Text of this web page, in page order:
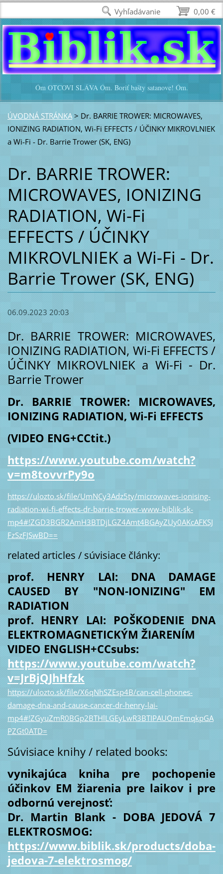
Óm OTCOVI SLÁVA Óm. Boriť bašty satanove! Óm.
ÚVODNÁ STRÁNKA > Dr. BARRIE TROWER: MICROWAVES,
IONIZING RADIATION, Wi-Fi EFFECTS / ÚČINKY MIKROVLNIEK
a Wi-Fi - Dr. Barrie Trower (SK, ENG)
Dr. BARRIE TROWER:
MICROWAVES, IONIZING
RADIATION, Wi-Fi
EFFECTS / ÚČINKY
MIKROVLNIEK a Wi-Fi - Dr.
Barrie Trower (SK, ENG)
06.09.2023 20:03
Dr. BARRIE TROWER: MICROWAVES,
IONIZING RADIATION, Wi-Fi EFFECTS /
ÚČINKY MIKROVLNIEK a Wi-Fi - Dr.
Barrie Trower
Dr. BARRIE TROWER: MICROWAVES,
IONIZING RADIATION, Wi-Fi EFFECTS
(VIDEO ENG+CCtit.)
https://www.youtube.com/watch?
v=m8tovvrPy9o
https://ulozto.sk/file/UmNCy3Adz5ty/microwaves-ionising-
radiation-wi-fi-effects-dr-barrie-trower-www-biblik-sk-
mp4#!ZGD3BGR2AmH3BTDjLGZ4Amt4BGAyZUy0AKcAFKSJ
FzSzFJSwBD==
related articles / súvisiace články:
prof. HENRY LAI: DNA DAMAGE
CAUSED BY "NON-IONIZING" EM
RADIATION
prof. HENRY LAI: POŠKODENIE DNA
ELEKTROMAGNETICKÝM ŽIARENÍM
VIDEO ENGLISH+CCsubs:
https://www.youtube.com/watch?
v=JrBjQJhHfzk
https://ulozto.sk/file/X6qNhSZEsp4B/can-cell-phones-
damage-dna-and-cause-cancer-dr-henry-lai-
mp4#!ZGyuZmR0BGp2BTHlLGEyLwR3BTIPAUOmEmqkpGA
PZGt0ATD=
Súvisiace knihy / related books:
vynikajúca kniha pre pochopenie
účinkov EM žiarenia pre laikov i pre
odbornú verejnosť:
Dr. Martin Blank - DOBA JEDOVÁ 7
ELEKTROSMOG:
https://www.biblik.sk/products/doba-
jedova-7-elektrosmog/
0,00 €
Vyhľadávanie